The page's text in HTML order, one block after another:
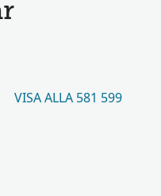
VISA ALLA 581 599